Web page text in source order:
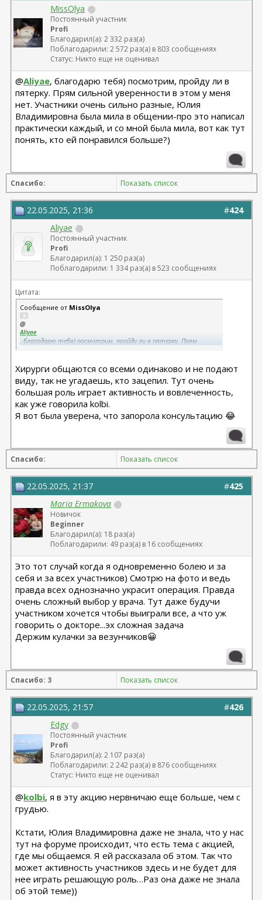
MissOlya
Постоянный участник
Profi
Благодарил(а): 2 332 раз(а)
Поблагодарили: 2 572 раз(а) в 803 сообщениях
Статус: Никто еще не оценивал
@Aliyae, благодарю тебя) посмотрим, пройду ли в
пятерку. Прям сильной уверенности в этом у меня
нет. Участники очень сильно разные, Юлия
Владимировна была мила в общении-про это написал
практически каждый, и со мной была мила, вот как тут
понять, кто ей понравился больше?)
Спасибо: Показать список
#424
22.05.2025, 21:36
Aliyae
Постоянный участник
Profi
Благодарил(а): 1 250 раз(а)
Поблагодарили: 1 334 раз(а) в 523 сообщениях
Цитата:
Сообщение от MissOlya
@
Aliyae
, благодарю тебя) посмотрим, пройду ли в пятерку. Прям
это написал практически каждый, и со мной была мила, вот как
тут понять, кто ей понравился больше?)
Хирурги общаются со всеми одинаково и не подают
виду, так не угадаешь, кто зацепил. Тут очень
большая роль играет активность и вовлеченность,
как уже говорила kolbi.
Я вот была уверена, что запорола консультацию 😂
Спасибо: Показать список
#425
22.05.2025, 21:37
Maria Ermakova
Новичок
Beginner
Благодарил(а): 18 раз(а)
Поблагодарили: 49 раз(а) в 16 сообщениях
Это тот случай когда я одновременно болею и за
себя и за всех участников) Смотрю на фото и ведь
правда всех однозначно украсит операция. Правда
очень сложный выбор у врача. Тут даже будучи
участником хочется чтобы выиграли все, а что уж
говорить о докторе...эх сложная задача
Держим кулачки за везунчиков😀
Спасибо: 3 Показать список
#426
22.05.2025, 21:57
Edgy
Постоянный участник
Profi
Благодарил(а): 2 107 раз(а)
Поблагодарили: 2 242 раз(а) в 876 сообщениях
Статус: Никто еще не оценивал
@kolbi, я в эту акцию нервничаю еще больше, чем с
грудью.
Кстати, Юлия Владимировна даже не знала, что у нас
тут на форуме происходит, что есть тема с акцией,
где мы общаемся. Я ей рассказала об этом. Так что
может активность участников здесь и не будет для
нее играть решающую роль…Раз она даже не знала
об этой теме))